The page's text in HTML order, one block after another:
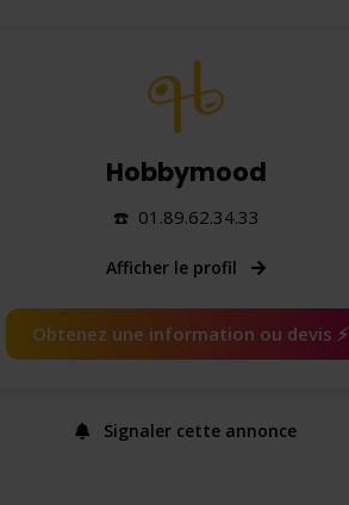
Hobbymood
☎️ 01.89.62.34.33
Afficher le profil
Obtenez une information ou devis ⚡️
Signaler cette annonce